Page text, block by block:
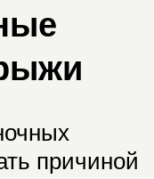
причиной